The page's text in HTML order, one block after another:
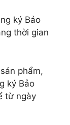
ký Bảo
thời gian
phẩm,
ký Bảo
từ ngày